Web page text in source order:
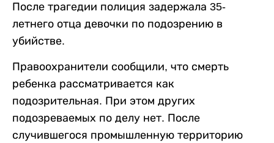
После трагедии полиция задержала 35-
летнего отца девочки по подозрению в
убийстве.
Правоохранители сообщили, что смерть
ребенка рассматривается как
подозрительная. При этом других
подозреваемых по делу нет. После
случившегося промышленную территорию